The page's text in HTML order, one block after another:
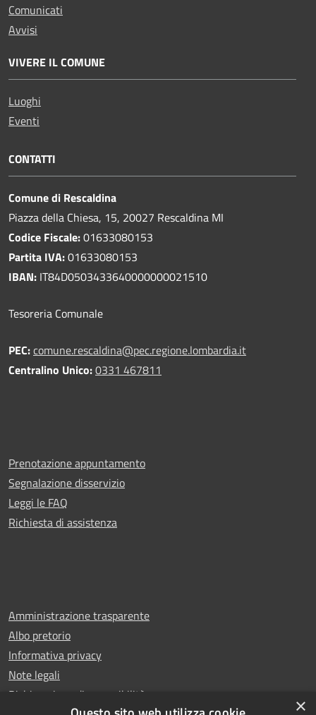
Comunicati
Avvisi
VIVERE IL COMUNE
Luoghi
Eventi
CONTATTI
Comune di Rescaldina
Piazza della Chiesa, 15, 20027 Rescaldina MI
Codice Fiscale:01633080153
Partita IVA:01633080153
IBAN: IT84D0503433640000000021510
Tesoreria Comunale
PEC:comune.rescaldina@pec.regione.lombardia.it
Centralino Unico:0331 467811
Prenotazione appuntamento
Segnalazione disservizio
Leggi le FAQ
Richiesta di assistenza
Amministrazione trasparente
Albo pretorio
Informativa privacy
Note legali
Dichiarazione di accessibilità
×